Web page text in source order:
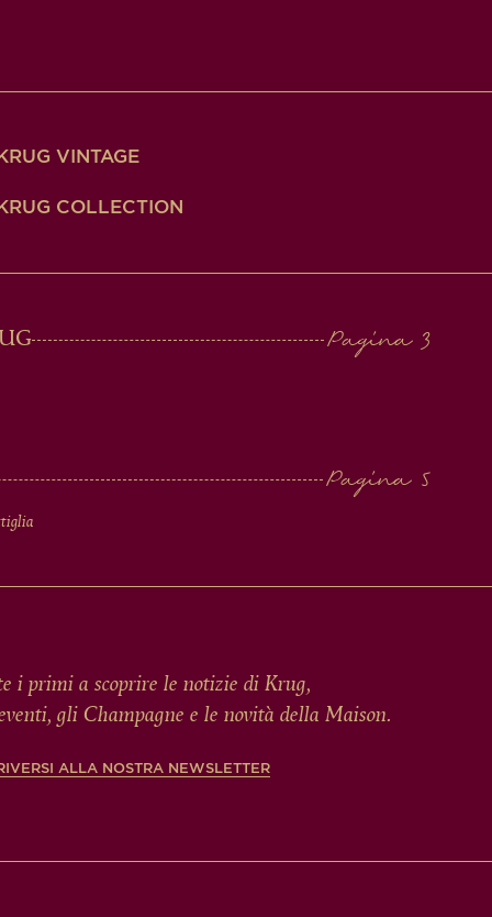
VINTAGE
COLLECTION
i primi a scoprire le notizie di Krug,
gli Champagne e le novità della Maison.
ALLA NOSTRA NEWSLETTER